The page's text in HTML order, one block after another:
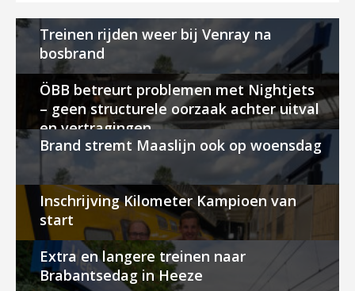
Treinen rijden weer bij Venray na
bosbrand
ÖBB betreurt problemen met Nightjets
– geen structurele oorzaak achter uitval
en vertragingen
Brand stremt Maaslijn ook op woensdag
Inschrijving Kilometer Kampioen van
start
Extra en langere treinen naar
Brabantsedag in Heeze